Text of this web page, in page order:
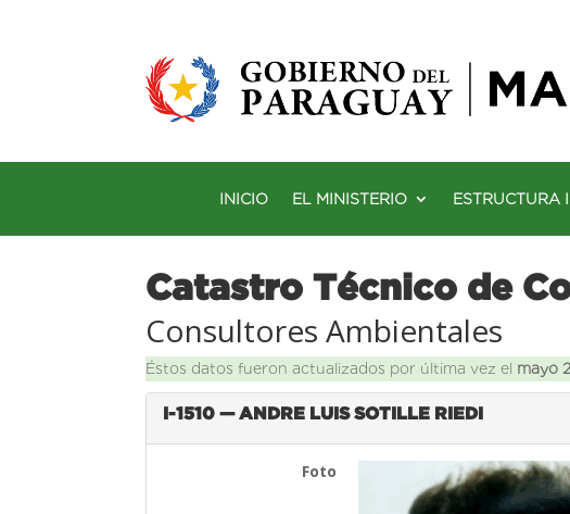
INICIO EL MINISTERIO ESTRUCTURA
Catastro Técnico de
Consultores Ambientales
Éstos datos fueron actualizados por última vez el mayo
I-1510 — ANDRE LUIS SOTILLE RIEDI
Foto